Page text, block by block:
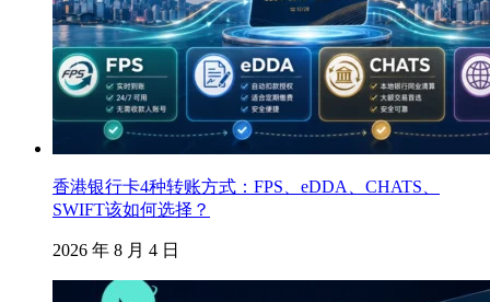
香港银行卡4种转账方式：FPS、eDDA、CHATS、
SWIFT该如何选择？
2026 年 8 月 4 日